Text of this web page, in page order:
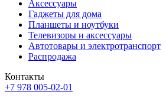
Аксессуары
Гаджеты для дома
Планшеты и ноутбуки
Телевизоры и аксессуары
Автотовары и электротранспорт
Распродажа
Контакты
+7 978 005-02-01